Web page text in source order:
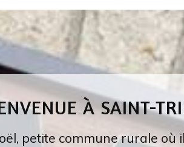
À SAINT-
petite commune rurale où